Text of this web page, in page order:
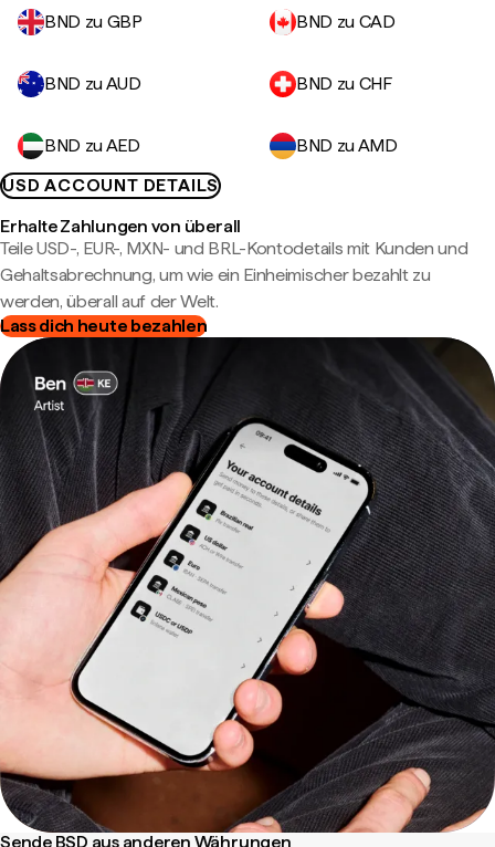
BND zu GBP BND zu CAD
BND zu AUD BND zu CHF
BND zu AED
BND zu AMD
USD ACCOUNT DETAILS
Erhalte Zahlungen von überall
Teile USD-, EUR-, MXN- und BRL-Kontodetails mit Kunden und
Gehaltsabrechnung, um wie ein Einheimischer bezahlt zu
werden, überall auf der Welt.
Lass dich heute bezahlen
Sende BSD aus anderen Währungen